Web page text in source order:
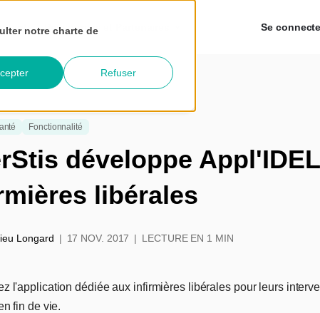
notre charte de
Refuser
tarifs Ressources et Partenaires Se
Fonctionnalité
développe
libérales
Longard 17 NOV. 2017 LECTURE EN 1 MIN
l'application dédiée aux infirmières libérales pour leurs
fin de vie.